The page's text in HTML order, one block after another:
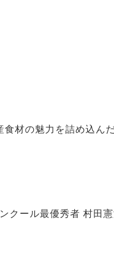
材の魅力を詰め込ん
クール最優秀者 村田